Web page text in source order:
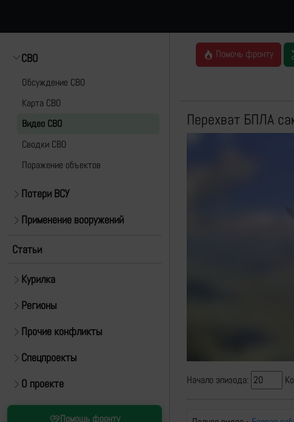
СВО
Обсуждение СВО
Карта СВО
Видео СВО
Cводки СВО
Поражение объектов
Потери ВСУ
Применение вооружений
Статьи
Курилка
Регионы
Прочие конфликты
Спецпроекты
О проекте
Помощь фронту
Помочь фронту
Перехват БПЛА
Начало эпизода: